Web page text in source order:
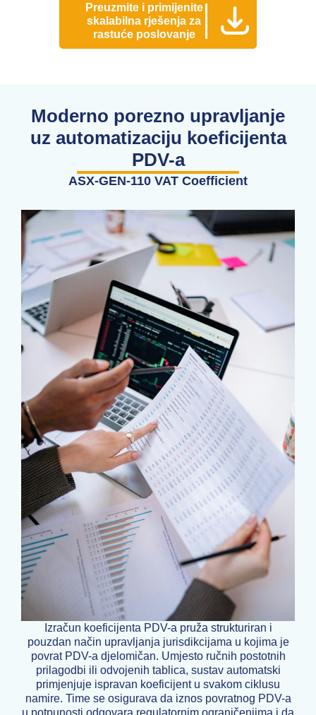
Preuzmite i primijenite
skalabilna rješenja za
rastuće poslovanje
Moderno porezno upravljanje
uz automatizaciju koeficijenta
PDV-a
ASX-GEN-110 VAT Coefficient
Izračun koeficijenta PDV-a pruža strukturiran i
pouzdan način upravljanja jurisdikcijama u kojima je
povrat PDV-a djelomičan. Umjesto ručnih postotnih
prilagodbi ili odvojenih tablica, sustav automatski
primjenjuje ispravan koeficijent u svakom ciklusu
namire. Time se osigurava da iznos povratnog PDV-a
u potpunosti odgovara regulatornim ograničenjima i da